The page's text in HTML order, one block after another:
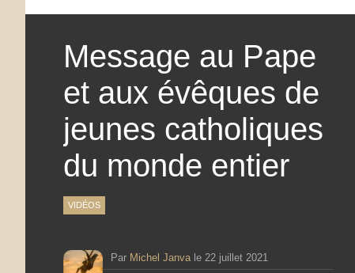
Message au Pape
et aux évêques de
jeunes catholiques
du monde entier
VIDÉOS
Par Michel Janva le 22 juillet 2021